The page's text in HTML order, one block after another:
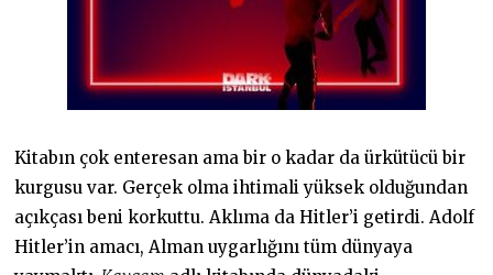
Kitabın çok enteresan ama bir o kadar da ürkütücü bir
kurgusu var. Gerçek olma ihtimali yüksek olduğundan
açıkçası beni korkuttu. Aklıma da Hitler’i getirdi. Adolf
Hitler’in amacı, Alman uygarlığını tüm dünyaya